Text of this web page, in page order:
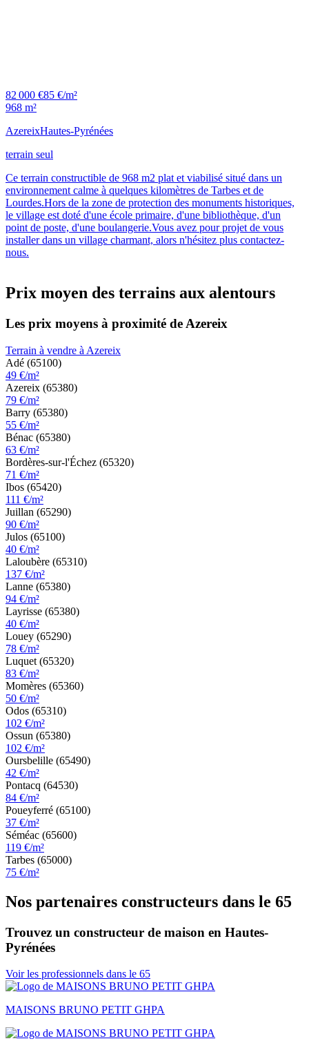
82 000 €85 €/m²
968 m²
AzereixHautes-Pyrénées
terrain seul
Ce terrain constructible de 968 m2 plat et viabilisé situé dans un
environnement calme à quelques kilomètres de Tarbes et de
Lourdes.Hors de la zone de protection des monuments historiques,
le village est doté d'une école primaire, d'une bibliothèque, d'un
point de poste, d'une boulangerie.Vous avez pour projet de vous
installer dans un village charmant, alors n'hésitez plus contactez-
nous.
Prix moyen des terrains aux alentours
Les prix moyens à proximité de Azereix
Terrain à vendre à Azereix
Adé (65100)
49 €/m²
Azereix (65380)
79 €/m²
Barry (65380)
55 €/m²
Bénac (65380)
63 €/m²
Bordères-sur-l'Échez (65320)
71 €/m²
Ibos (65420)
111 €/m²
Juillan (65290)
90 €/m²
Julos (65100)
40 €/m²
Laloubère (65310)
137 €/m²
Lanne (65380)
94 €/m²
Layrisse (65380)
40 €/m²
Louey (65290)
78 €/m²
Luquet (65320)
83 €/m²
Momères (65360)
50 €/m²
Odos (65310)
102 €/m²
Ossun (65380)
102 €/m²
Oursbelille (65490)
42 €/m²
Pontacq (64530)
84 €/m²
Poueyferré (65100)
37 €/m²
Séméac (65600)
119 €/m²
Tarbes (65000)
75 €/m²
Nos partenaires constructeurs dans le 65
Trouvez un constructeur de maison en Hautes-
Pyrénées
Voir les professionnels dans le 65
MAISONS BRUNO PETIT GHPA